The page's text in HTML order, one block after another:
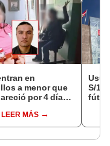
en
a menor que
por 4 días
que conoció en
PNP busca al
LEER MÁS
S/